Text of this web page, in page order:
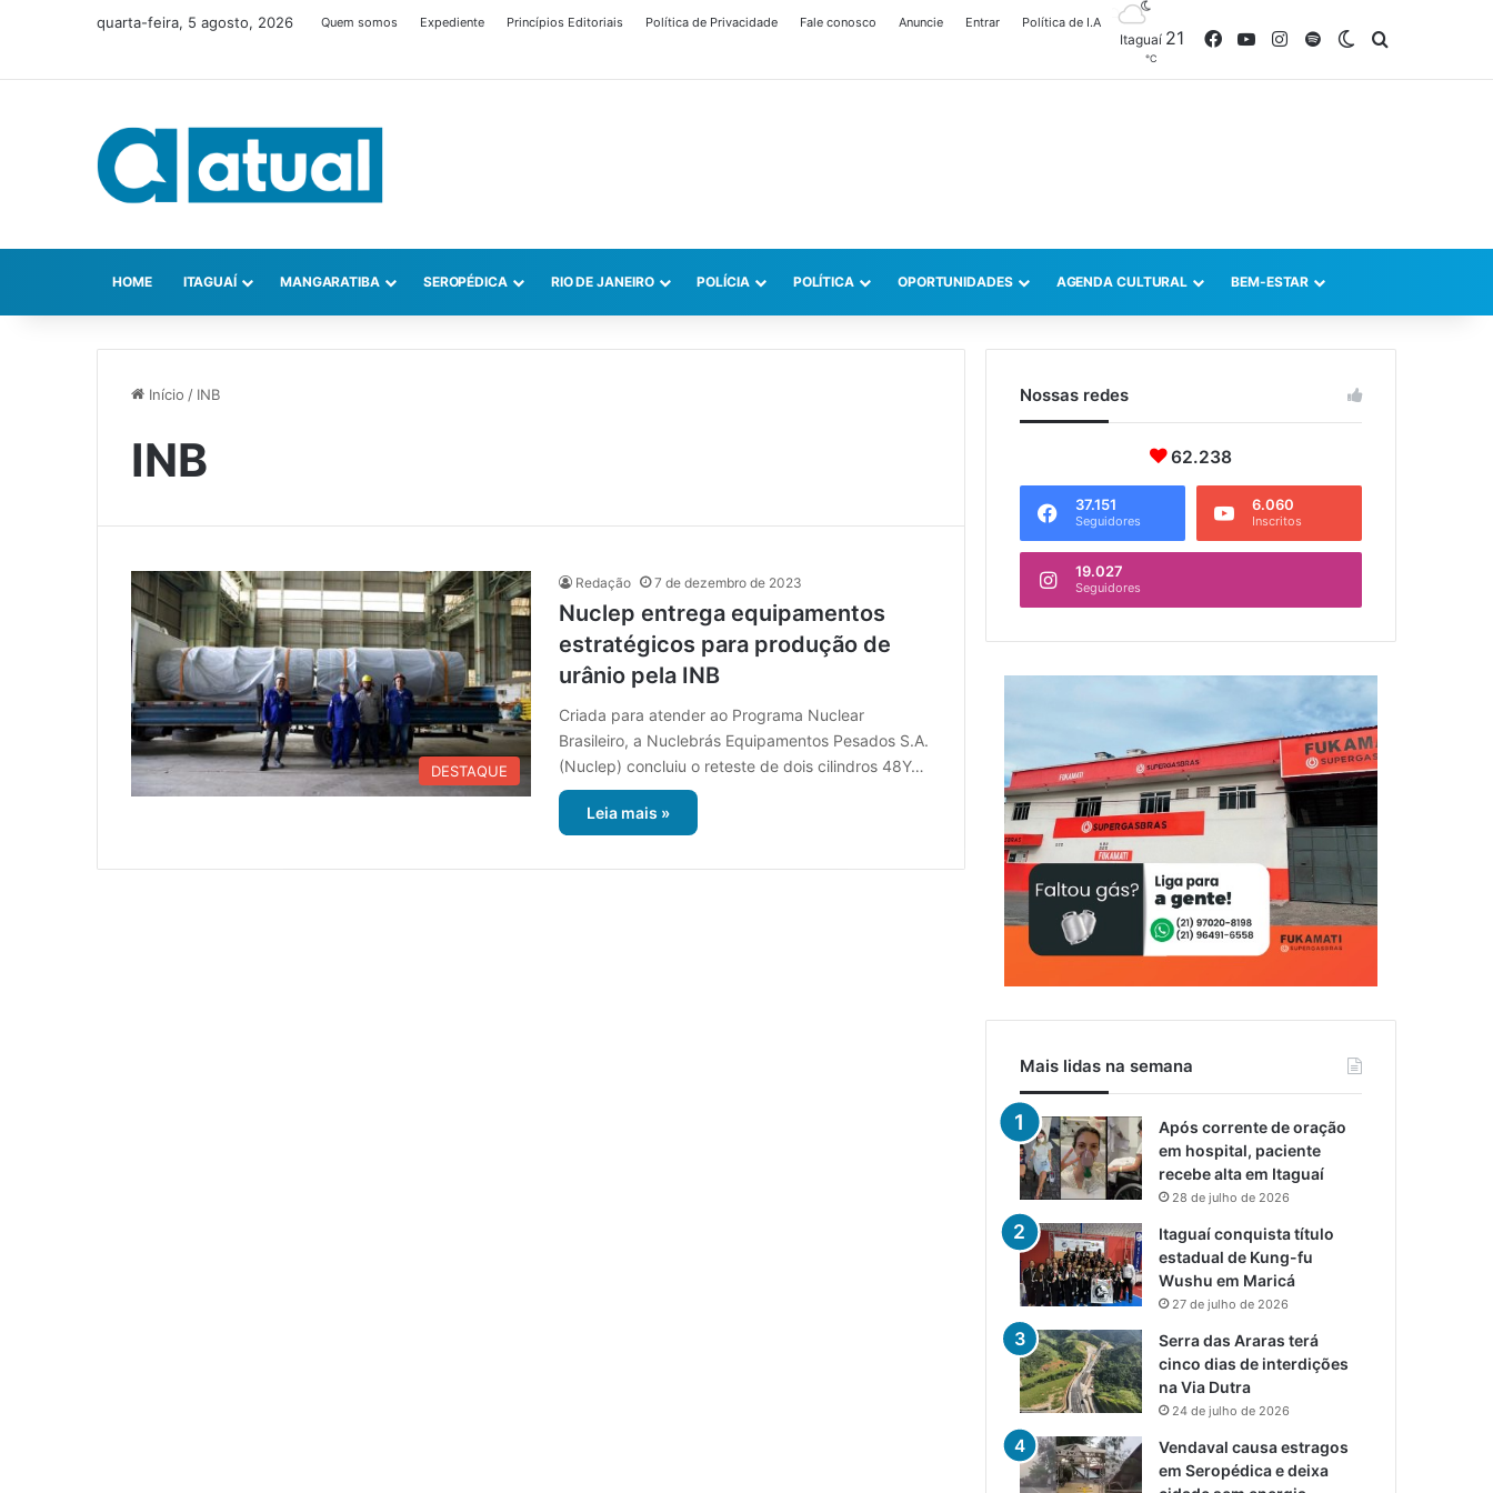
quarta-feira, 5 agosto, 2026 Quem somos Expediente Princípios Editoriais Política de Privacidade Fale conosco Anuncie Entrar Política de I.A
Itaguaí 21
℃
FacebookYouTubeInstagram
SpotifySwitch skin
HOME ITAGUAÍ MANGARATIBA SEROPÉDICA RIO DE JANEIRO POLÍCIA POLÍTICA OPORTUNIDADES AGENDA CULTURAL BEM-ESTAR
Início / INB
INB
DESTAQUE
Redação 7 de dezembro de 2023
Nuclep entrega equipamentos
estratégicos para produção de
urânio pela INB
Criada para atender ao Programa Nuclear
Brasileiro, a Nuclebrás Equipamentos Pesados S.A.
(Nuclep) concluiu o reteste de dois cilindros 48Y…
Leia mais »
Nossas redes
62.238
37.151
Seguidores
6.060
Inscritos
19.027
Seguidores
Mais lidas na semana
Após corrente de oração
em hospital, paciente
recebe alta em Itaguaí
28 de julho de 2026
Itaguaí conquista título
estadual de Kung-fu
Wushu em Maricá
27 de julho de 2026
Serra das Araras terá
cinco dias de interdições
na Via Dutra
24 de julho de 2026
Vendaval causa estragos
em Seropédica e deixa